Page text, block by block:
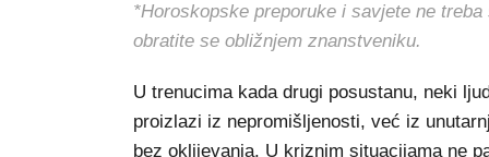
*Horoskopske preporuke i savjete ne
obratite se obližnjem znanstveniku.
U trenucima kada drugi posustanu, neki
proizlazi iz nepromišljenosti, već iz
bez oklijevanja. U kriznim situacijama ne